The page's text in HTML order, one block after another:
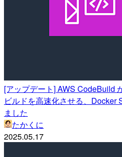
[アップデート] AWS CodeBuild
ビルドを高速化させる、Docker
ました
たかくに
2025.05.17